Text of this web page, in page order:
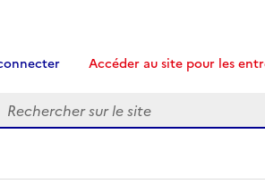
Accéder au site pour les